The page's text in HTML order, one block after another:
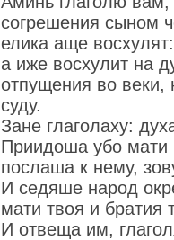
согрешения сыном
елика аще восхулят:
а иже восхулит на
отпущения во веки,
суду.
Зане глаголаху:
Приидоша убо мати
послаша к нему,
И седяше народ
мати твоя и братия
И отвеща им,